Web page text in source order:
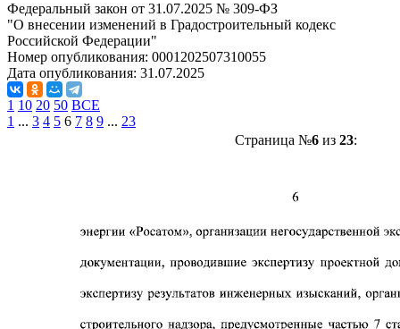
Федеральный закон от 31.07.2025 № 309-ФЗ
"О внесении изменений в Градостроительный кодекс
Российской Федерации"
Номер опубликования: 0001202507310055
Дата опубликования: 31.07.2025
1 10 20 50 ВСЕ
1 ... 3 4 5 6 7 8 9 ... 23
Страница №6из 23: